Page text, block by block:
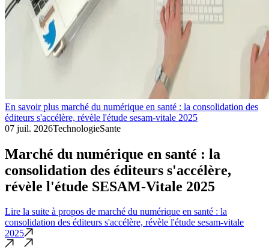
En savoir plus marché du numérique en santé : la consolidation des
éditeurs s'accélère, révèle l'étude sesam-vitale 2025
07 juil. 2026TechnologieSante
Marché du numérique en santé : la
consolidation des éditeurs s'accélère,
révèle l'étude SESAM-Vitale 2025
Lire la suite à propos de marché du numérique en santé : la
consolidation des éditeurs s'accélère, révèle l'étude sesam-vitale
2025